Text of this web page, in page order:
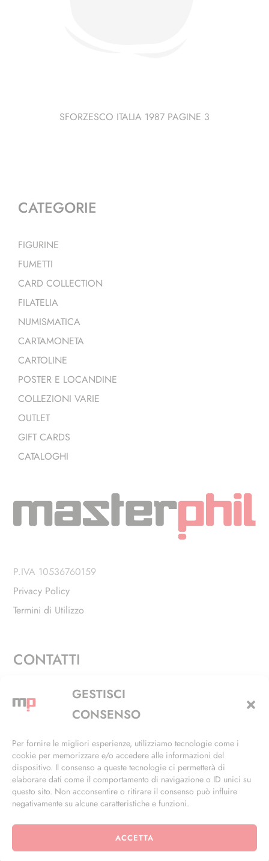
GESTISCI
CONSENSO
Per fornire le migliori esperienze, utilizziamo tecnologie come i
cookie per memorizzare e/o accedere alle informazioni del
dispositivo. Il consenso a queste tecnologie ci permetterà di
elaborare dati come il comportamento di navigazione o ID unici su
questo sito. Non acconsentire o ritirare il consenso può influire
negativamente su alcune caratteristiche e funzioni.
ACCETTA
SFORZESCO ITALIA 1987 PAGINE 3
CATEGORIE
FIGURINE
FUMETTI
CARD COLLECTION
FILATELIA
NUMISMATICA
CARTAMONETA
CARTOLINE
POSTER E LOCANDINE
COLLEZIONI VARIE
OUTLET
GIFT CARDS
CATALOGHI
P.IVA 10536760159
Privacy Policy
Termini di Utilizzo
CONTATTI
Via Alfieri, 27 - Trezzano Sul Naviglio (MI)
+39 02 4846 3155
info@masterphil.it